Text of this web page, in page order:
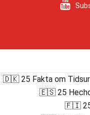
🇩🇰 25 Fakta om Tidsur
🇪🇸 25
🇫🇮 25